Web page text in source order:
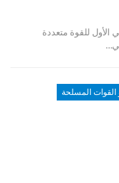
الأول للقوة متعددة
القوات المسلحة